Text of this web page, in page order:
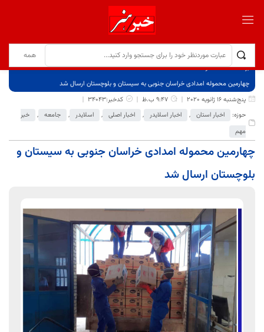
برگ نخست
نوشته‌ها
چهارمین محموله امدادی خراسان جنوبی به سیستان و بلوچستان ارسال شد
پنج‌شنبه 16 ژانویه 2020
9:47 ب.ظ
کدخبر:34043
حوزه:
اخبار استان , اخبار اسلایدر , اخبار اصلی , اسلایدر , جامعه ,
خبر
مهم
چهارمین محموله امدادی خراسان جنوبی به سیستان و
بلوچستان ارسال شد